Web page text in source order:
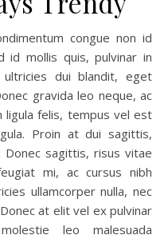
id mollis quis, pulvinar in
dui blandit, eget
gravida leo neque, ac
ligula felis, tempus vel est
Proin at dui sagittis,
sagittis, risus vitae
mi, ac cursus nibh
ullamcorper nulla, nec
at elit vel ex pulvinar
leo malesuada